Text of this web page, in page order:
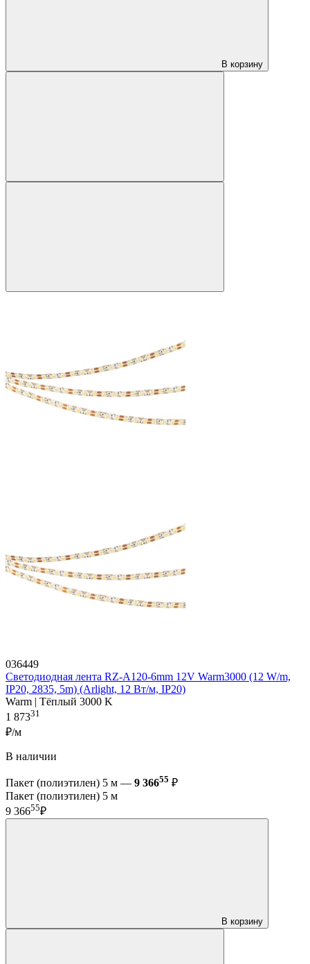
В корзину
036449
Светодиодная лента RZ-A120-6mm 12V Warm3000 (12 W/m,
IP20, 2835, 5m) (Arlight, 12 Вт/м, IP20)
Warm | Тёплый 3000 K
1 87331
₽/м
В наличии
Пакет (полиэтилен) 5 м — 9 36655 ₽
Пакет (полиэтилен) 5 м
9 36655₽
В корзину